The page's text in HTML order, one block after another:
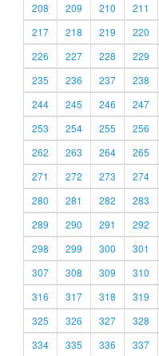
208
209 210 211
217
218 219 220
226
227 228 229
235
236 237 238
244
245 246 247
253
254 255 256
262
263 264 265
271
272 273 274
280
281 282 283
289
290 291 292
298
299 300 301
307
308 309 310
316
317 318 319
325
326 327 328
334
335 336 337